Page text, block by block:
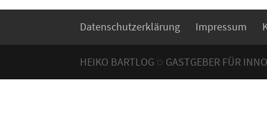
Datenschutzerklärung Impressum
HEIKO BARTLOG ◌ GASTGEBER FÜR